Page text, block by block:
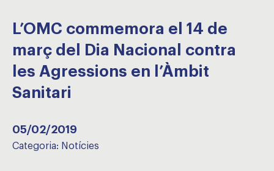
L’OMC commemora el 14 de
març del Dia Nacional contra
les Agressions en l’Àmbit
Sanitari
05/02/2019
Categoria: Notícies